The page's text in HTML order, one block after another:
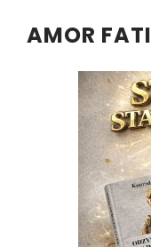
AMOR FATI